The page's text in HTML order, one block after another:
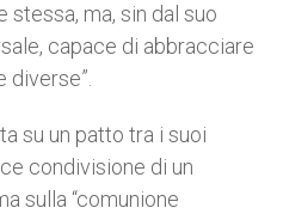
stessa, ma, sin dal suo
capace di abbracciare
diverse”.
su un patto tra i suoi
condivisione di un
sulla “comunione